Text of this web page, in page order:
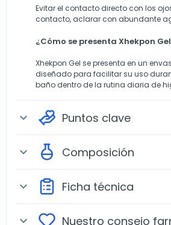
Evitar el contacto directo con los
contacto, aclarar con abundante
¿Cómo se presenta Xhekpon
Xhekpon Gel se presenta en un
diseñado para facilitar su uso
baño dentro de la rutina diaria de
expand_more Puntos clave
expand_more Composición
expand_more Ficha técnica
expand_more Nuestro consejo